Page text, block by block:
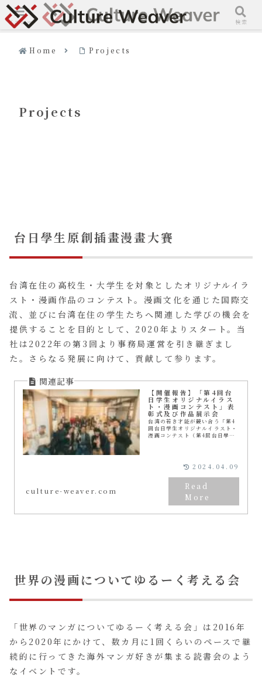
Home Projects
Projects
台日學生原創插畫漫畫大賽
台湾在住の高校生・大学生を対象としたオリジナルイラ
スト・漫画作品のコンテスト。漫画文化を通じた国際交
流、並びに台湾在住の学生たちへ関連した学びの機会を
提供することを目的として、2020年よりスタート。当
社は2022年の第3回より事務局運営を引き継ぎまし
た。さらなる発展に向けて、貢献して参ります。
【開催報告】「第4回台
日学生オリジナルイラス
ト・漫画コンテスト」表
彰式及び作品展示会
台湾の若き才能が競い合う「第4
回台日学生オリジナルイラスト・
漫画コンテスト（第4屆台日學生
TAIWAN MUSE...
culture-weaver.com
2024.04.09
世界の漫画についてゆるーく考える会
「世界のマンガについてゆるーく考える会」は2016年
から2020年にかけて、数カ月に1回くらいのペースで継
続的に行ってきた海外マンガ好きが集まる読書会のよう
なイベントです。
メニュー 検索